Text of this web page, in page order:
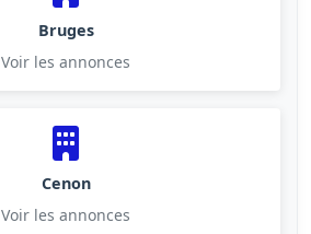
Bruges
Voir les annonces
Cenon
Voir les annonces